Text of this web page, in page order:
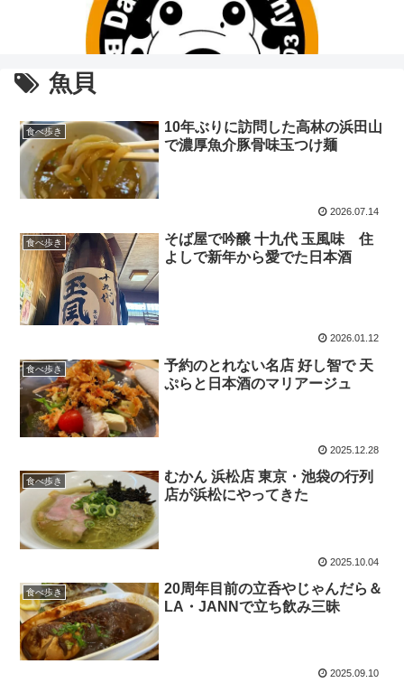
魚貝
食べ歩き
10年ぶりに訪問した高林の浜田山
で濃厚魚介豚骨味玉つけ麺
2026.07.14
食べ歩き
そば屋で吟醸 十九代 玉風味 住
よしで新年から愛でた日本酒
2026.01.12
食べ歩き
予約のとれない名店 好し智で 天
ぷらと日本酒のマリアージュ
2025.12.28
食べ歩き
むかん 浜松店 東京・池袋の行列
店が浜松にやってきた
2025.10.04
食べ歩き
20周年目前の立呑やじゃんだら＆
LA・JANNで立ち飲み三昧
2025.09.10